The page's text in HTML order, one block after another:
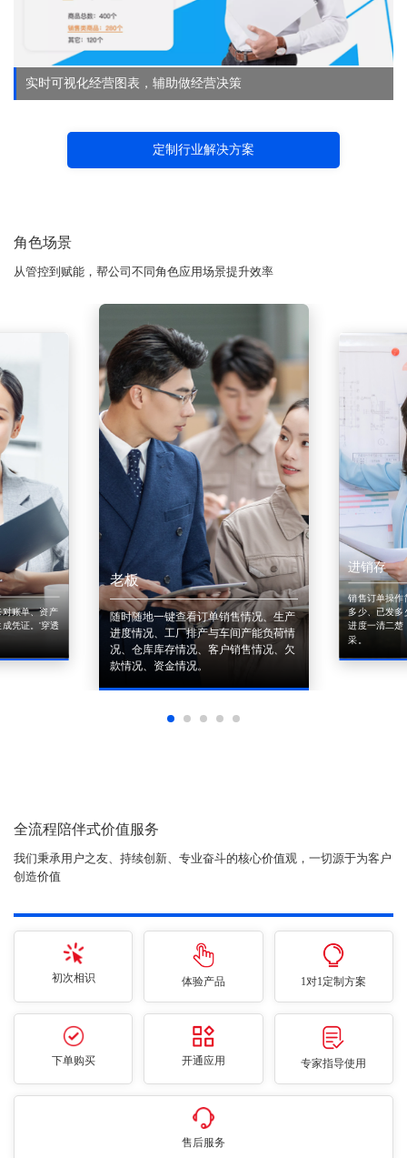
实时可视化经营图表，辅助做经营决策
定制行业解决方案
角色场景
从管控到赋能，帮公司不同角色应用场景提升效率
账单、资产
凭证。'穿透
老板
随时随地一键查看订单销售情况、生产
进度情况、工厂排产与车间产能负荷情
况、仓库库存情况、客户销售情况、欠
款情况、资金情况。
进销存
销售订单操作
多少、已发多
进度一清二楚
采。
全流程陪伴式价值服务
我们秉承用户之友、持续创新、专业奋斗的核心价值观，一切源于为客户
创造价值
初次相识 体验产品 1对1定制方案
下单购买 开通应用 专家指导使用
售后服务